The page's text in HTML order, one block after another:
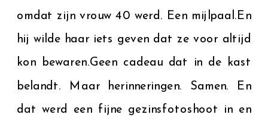
omdat zijn vrouw 40 werd. Een mijlpaal.En
hij wilde haar iets geven dat ze voor altijd
kon bewaren.Geen cadeau dat in de kast
belandt. Maar herinneringen. Samen. En
dat werd een fijne gezinsfotoshoot in en